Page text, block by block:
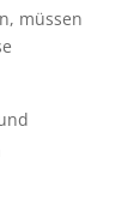
müssen